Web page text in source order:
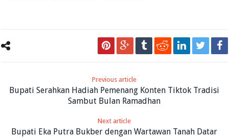
Previous article
Bupati Serahkan Hadiah Pemenang Konten Tiktok Tradisi
Sambut Bulan Ramadhan
Next article
Bupati Eka Putra Bukber dengan Wartawan Tanah Datar